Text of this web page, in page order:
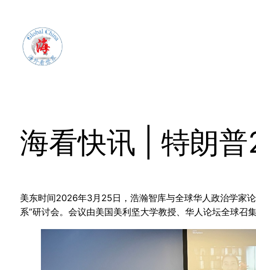
content
海看快讯 | 特朗
美东时间2026年3月25日，浩瀚智库与全球华人政治学家
系”研讨会。会议由美国美利坚大学教授、华人论坛全球召